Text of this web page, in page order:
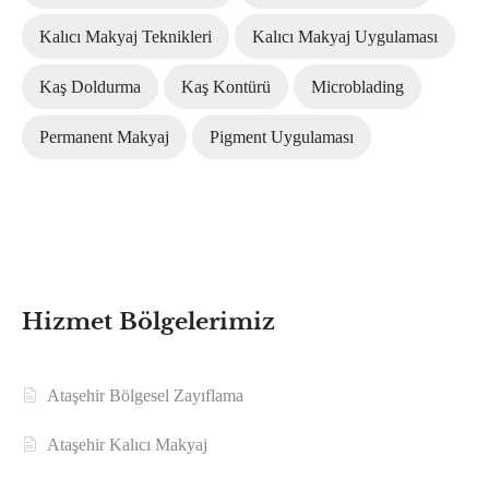
Kalıcı Makyaj Teknikleri Kalıcı Makyaj Uygulaması
Kaş Doldurma Kaş Kontürü Microblading
Permanent Makyaj Pigment Uygulaması
Hizmet Bölgelerimiz
Ataşehir Bölgesel Zayıflama
Ataşehir Kalıcı Makyaj